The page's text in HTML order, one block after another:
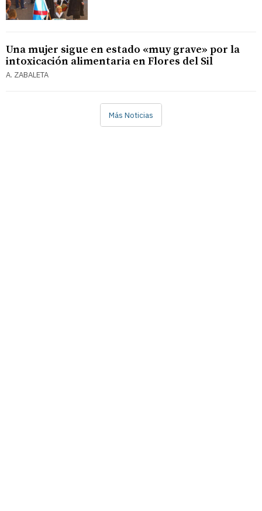
Una mujer sigue en estado «muy grave» por la
intoxicación alimentaria en Flores del Sil
A. ZABALETA
Más Noticias